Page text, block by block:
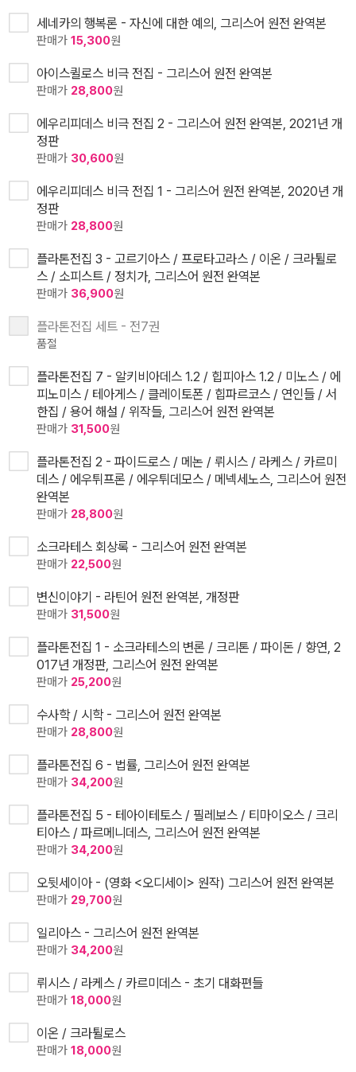
세네카의 행복론 - 자신에 대한 예의, 그리스어 원전 완역본
판매가 15,300원
아이스퀼로스 비극 전집 - 그리스어 원전 완역본
판매가 28,800원
에우리피데스 비극 전집 2 - 그리스어 원전 완역본, 2021년 개
정판
판매가 30,600원
에우리피데스 비극 전집 1 - 그리스어 원전 완역본, 2020년 개
정판
판매가 28,800원
플라톤전집 3 - 고르기아스 / 프로타고라스 / 이온 / 크라튈로
스 / 소피스트 / 정치가, 그리스어 원전 완역본
판매가 36,900원
플라톤전집 세트 - 전7권
품절
플라톤전집 7 - 알키비아데스 1.2 / 힙피아스 1.2 / 미노스 / 에
피노미스 / 테아게스 / 클레이토폰 / 힙파르코스 / 연인들 / 서
한집 / 용어 해설 / 위작들, 그리스어 원전 완역본
판매가 31,500원
플라톤전집 2 - 파이드로스 / 메논 / 뤼시스 / 라케스 / 카르미
데스 / 에우튀프론 / 에우튀데모스 / 메넥세노스, 그리스어 원전
완역본
판매가 28,800원
소크라테스 회상록 - 그리스어 원전 완역본
판매가 22,500원
변신이야기 - 라틴어 원전 완역본, 개정판
판매가 31,500원
플라톤전집 1 - 소크라테스의 변론 / 크리톤 / 파이돈 / 향연, 2
017년 개정판, 그리스어 원전 완역본
판매가 25,200원
수사학 / 시학 - 그리스어 원전 완역본
판매가 28,800원
플라톤전집 6 - 법률, 그리스어 원전 완역본
판매가 34,200원
플라톤전집 5 - 테아이테토스 / 필레보스 / 티마이오스 / 크리
티아스 / 파르메니데스, 그리스어 원전 완역본
판매가 34,200원
오뒷세이아 - (영화 <오디세이> 원작) 그리스어 원전 완역본
판매가 29,700원
일리아스 - 그리스어 원전 완역본
판매가 34,200원
뤼시스 / 라케스 / 카르미데스 - 초기 대화편들
판매가 18,000원
이온 / 크라튈로스
판매가 18,000원